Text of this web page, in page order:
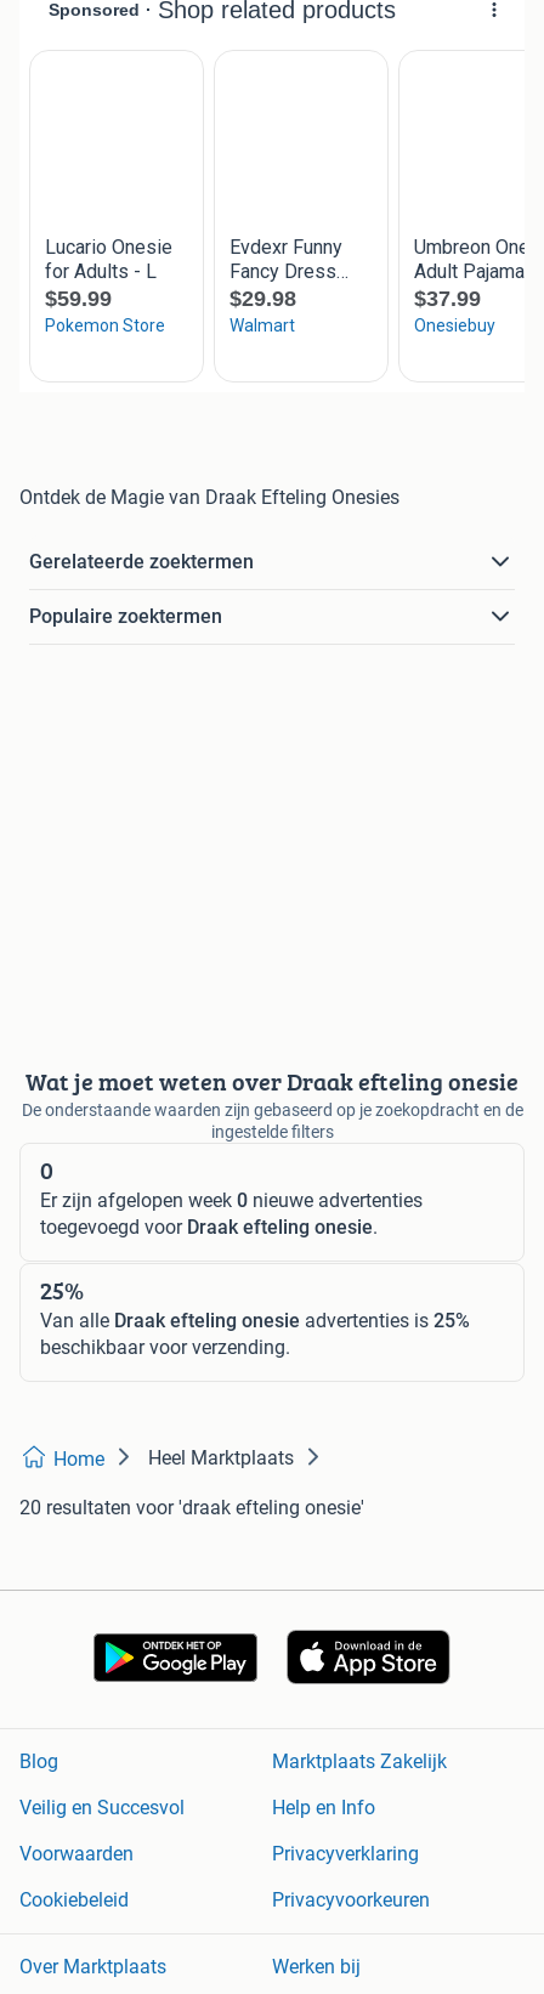
Ontdek de Magie van Draak Efteling Onesies
Gerelateerde zoektermen
Populaire zoektermen
Wat je moet weten over Draak efteling onesie
De onderstaande waarden zijn gebaseerd op je zoekopdracht en de
ingestelde filters
0
Er zijn afgelopen week 0 nieuwe advertenties
toegevoegd voor Draak efteling onesie.
25%
Van alle Draak efteling onesie advertenties is 25%
beschikbaar voor verzending.
Home Heel Marktplaats
20 resultaten voor 'draak efteling onesie'
Blog
Marktplaats Zakelijk
Veilig en Succesvol
Help en Info
Voorwaarden
Privacyverklaring
Cookiebeleid
Privacyvoorkeuren
Over Marktplaats Werken bij